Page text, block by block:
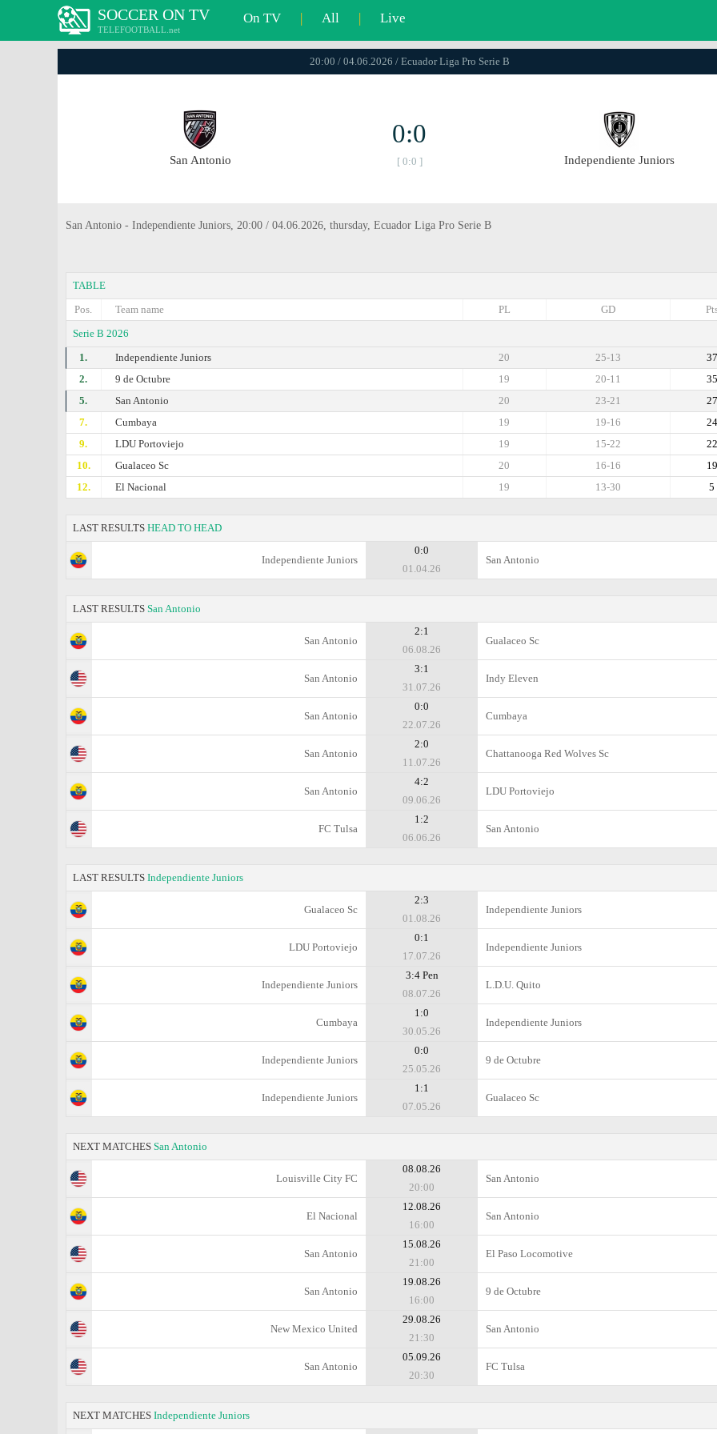
SOCCER ON TV
TELEFOOTBALL.net
On TV | All | Live
20:00 / 04.06.2026 / Ecuador Liga Pro Serie B
San Antonio
0:0
[ 0:0 ] Independiente Juniors
San Antonio - Independiente Juniors, 20:00 / 04.06.2026, thursday, Ecuador Liga Pro Serie B
TABLE
Pos.
Team name GD
PL
Serie B 2026
1.
Independiente Juniors 37
25-13
20
2.
9 de Octubre 35
20-11
19
5.
San Antonio 27
23-21
20
7.
Cumbaya 24
19-16
19
9.
LDU Portoviejo 22
15-22
19
10.
Gualaceo Sc 19
16-16
20
12.
El Nacional 5
13-30
19
LAST RESULTS HEAD TO HEAD
Independiente Juniors
0:0
01.04.26
San Antonio
LAST RESULTS San Antonio
San Antonio
2:1
06.08.26
Gualaceo Sc
San Antonio
3:1
31.07.26
Indy Eleven
San Antonio
0:0
22.07.26
Cumbaya
San Antonio
2:0
11.07.26
Chattanooga Red Wolves Sc
San Antonio
4:2
09.06.26
LDU Portoviejo
FC Tulsa
1:2
06.06.26
San Antonio
LAST RESULTS Independiente Juniors
Gualaceo Sc
2:3
01.08.26
Independiente Juniors
LDU Portoviejo
0:1
17.07.26
Independiente Juniors
Independiente Juniors
3:4 Pen
08.07.26
L.D.U. Quito
Cumbaya
1:0
30.05.26
Independiente Juniors
Independiente Juniors
0:0
25.05.26
9 de Octubre
Independiente Juniors
1:1
07.05.26
Gualaceo Sc
NEXT MATCHES San Antonio
Louisville City FC
08.08.26
20:00
San Antonio
El Nacional
12.08.26
16:00
San Antonio
San Antonio
15.08.26
21:00
El Paso Locomotive
San Antonio
19.08.26
16:00
9 de Octubre
New Mexico United
29.08.26
21:30
San Antonio
San Antonio
05.09.26
20:30
FC Tulsa
NEXT MATCHES Independiente Juniors